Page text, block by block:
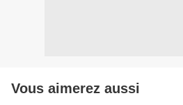
Vous aimerez aussi